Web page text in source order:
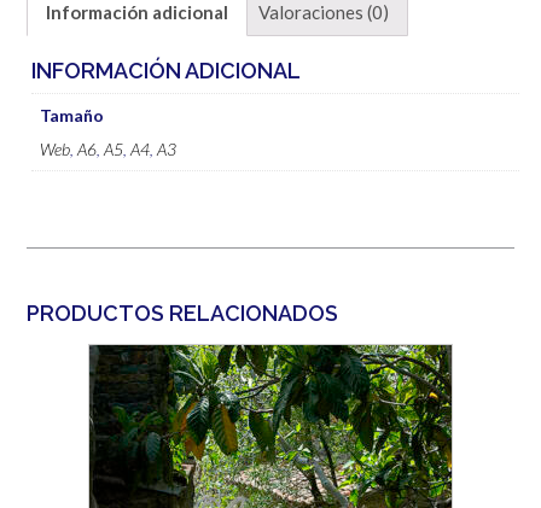
Información adicional Valoraciones (0)
INFORMACIÓN ADICIONAL
Tamaño
Web ,A6 ,A5 ,A4 ,A3
PRODUCTOS RELACIONADOS